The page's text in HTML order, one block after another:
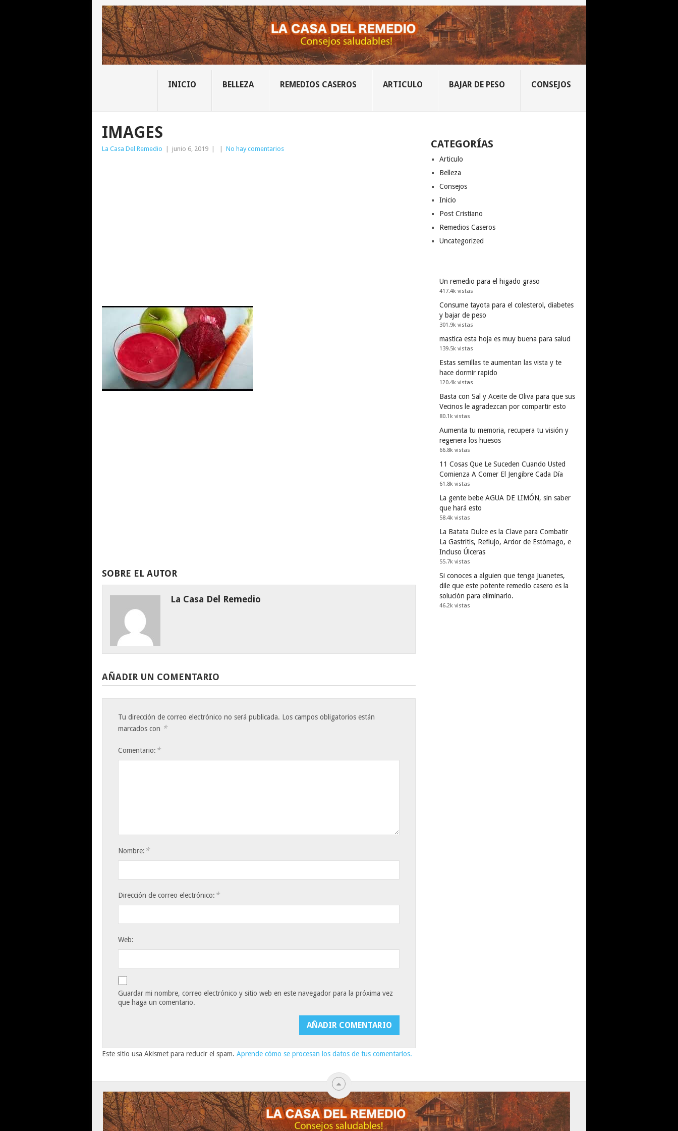
INICIO BELLEZA REMEDIOS CASEROS ARTICULO BAJAR DE PESO CONSEJOS
IMAGES
La Casa Del Remedio | junio 6, 2019 | | No hay comentarios
SOBRE EL AUTOR
La Casa Del Remedio
AÑADIR UN COMENTARIO
Tu dirección de correo electrónico no será publicada. Los campos obligatorios están
marcados con *
Comentario: *
Nombre: *
Dirección de correo electrónico: *
Web:
Guardar mi nombre, correo electrónico y sitio web en este navegador para la próxima vez
que haga un comentario.
Este sitio usa Akismet para reducir el spam. Aprende cómo se procesan los datos de tus comentarios.
CATEGORÍAS
Articulo
Belleza
Consejos
Inicio
Post Cristiano
Remedios Caseros
Uncategorized
Un remedio para el higado graso
417.4k vistas
Consume tayota para el colesterol, diabetes
y bajar de peso
301.9k vistas
mastica esta hoja es muy buena para salud
139.5k vistas
Estas semillas te aumentan las vista y te
hace dormir rapido
120.4k vistas
Basta con Sal y Aceite de Oliva para que sus
Vecinos le agradezcan por compartir esto
80.1k vistas
Aumenta tu memoria, recupera tu visión y
regenera los huesos
66.8k vistas
11 Cosas Que Le Suceden Cuando Usted
Comienza A Comer El Jengibre Cada Día
61.8k vistas
La gente bebe AGUA DE LIMÓN, sin saber
que hará esto
58.4k vistas
La Batata Dulce es la Clave para Combatir
La Gastritis, Reflujo, Ardor de Estómago, e
Incluso Úlceras
55.7k vistas
Si conoces a alguien que tenga Juanetes,
dile que este potente remedio casero es la
solución para eliminarlo.
46.2k vistas